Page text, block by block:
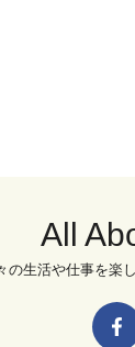
All
の生活や仕事を楽